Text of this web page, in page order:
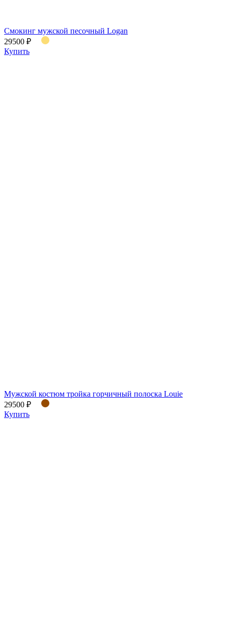
Смокинг мужской песочный Logan
29500 ₽
Купить
Мужской костюм тройка горчичный полоска Louie
29500 ₽
Купить